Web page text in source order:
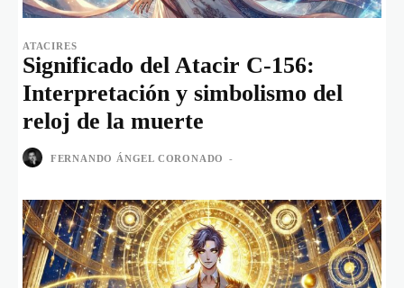
ATACIRES
Significado del Atacir C-156:
Interpretación y simbolismo del
reloj de la muerte
FERNANDO ÁNGEL CORONADO -